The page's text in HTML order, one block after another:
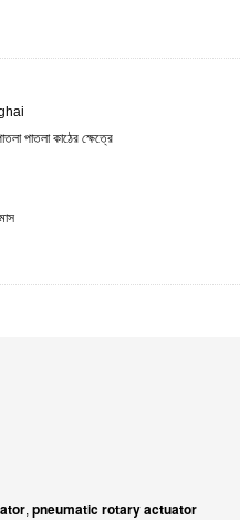
পাতলা কাঠের ক্ষেত্রে
, pneumatic rotary actuator